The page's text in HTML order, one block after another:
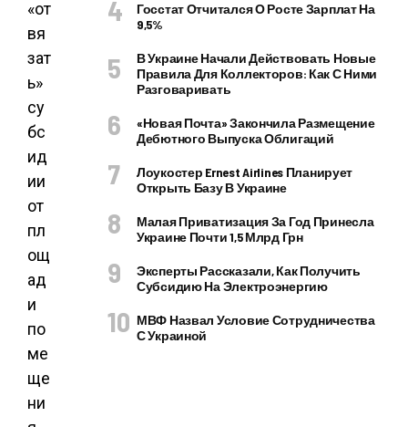
Госстат Отчитался О Росте Зарплат На
9,5%
В Украине Начали Действовать Новые
Правила Для Коллекторов: Как С Ними
Разговаривать
«Новая Почта» Закончила Размещение
Дебютного Выпуска Облигаций
Лоукостер Ernest Airlines Планирует
Открыть Базу В Украине
Малая Приватизация За Год Принесла
Украине Почти 1,5 Млрд Грн
Эксперты Рассказали, Как Получить
Субсидию На Электроэнергию
МВФ Назвал Условие Сотрудничества
С Украиной